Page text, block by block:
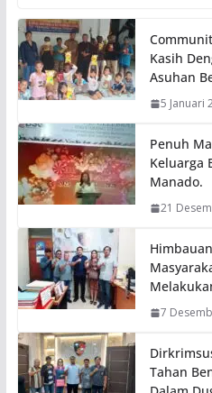
Kasih
Asuhan
5 Januari
Penuh
Keluarga
Manado.
21
7
Tahan